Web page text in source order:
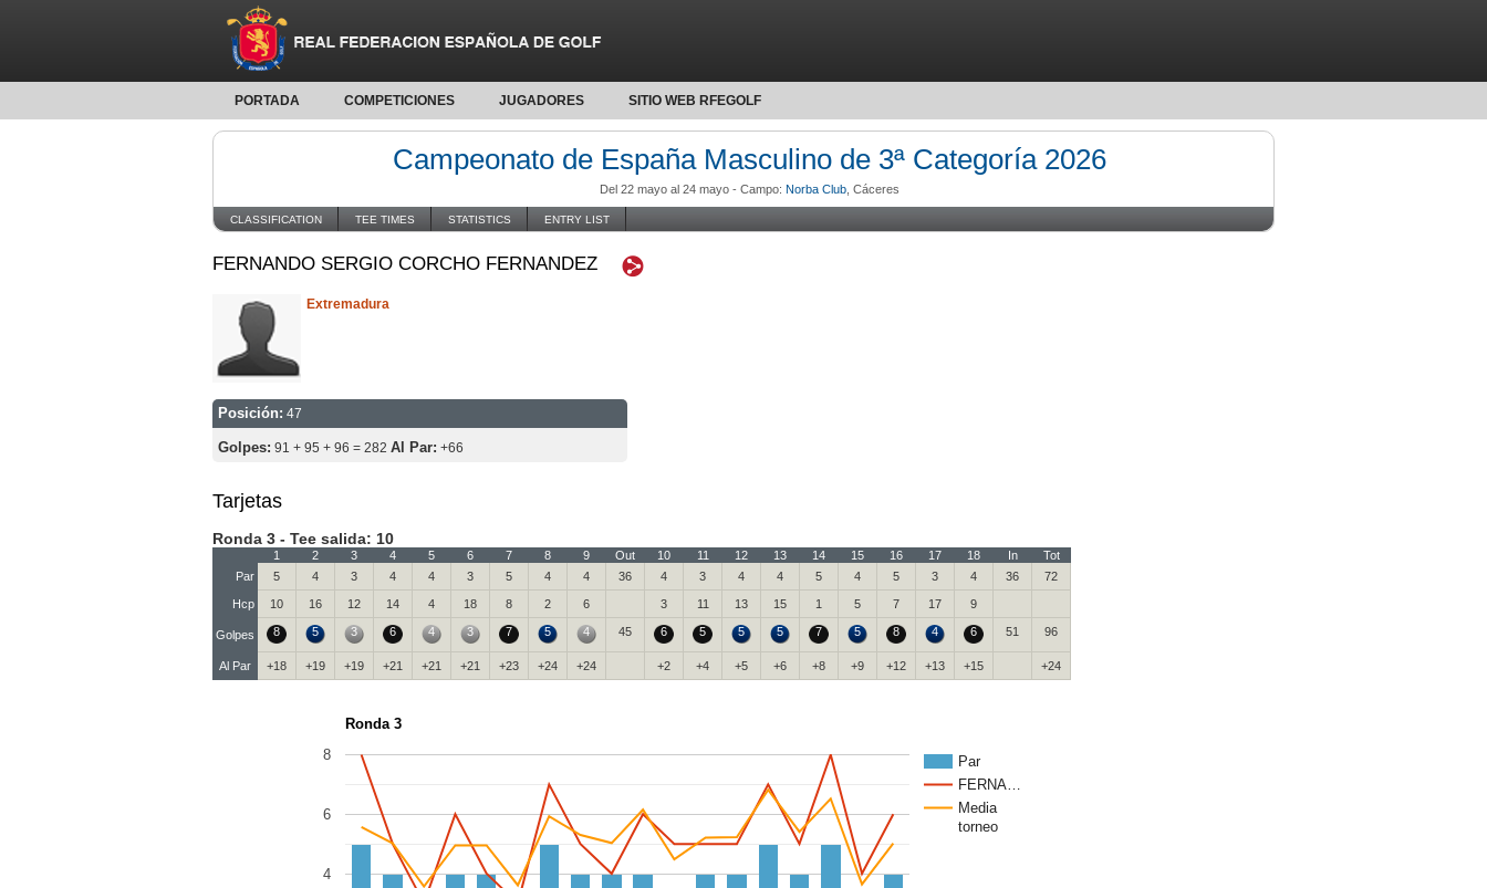
PORTADA COMPETICIONES JUGADORES SITIO WEB RFEGOLF
Campeonato de España Masculino de 3ª Categoría 2026
Del 22 mayo al 24 mayo - Campo: Norba Club, Cáceres
CLASSIFICATION TEE TIMES STATISTICS ENTRY LIST
FERNANDO SERGIO CORCHO FERNANDEZ
Extremadura
Posición: 47
Golpes: 91 + 95 + 96 = 282 Al Par: +66
Tarjetas
Ronda 3 - Tee salida: 10
1 2 3 4 5 6 7 8 9 Out 10 11 12 13 14 15 16 17 18 In
Tot
Par
5 4 3 4 4 3 5 4 4 36 4 3 4 4 5 4 5 3 4 36 72
Hcp 10 16 12 14 4 18 8 2 6 3 11 13 15 1 5 7 17 9
Golpes 8 5 3 6 4 3 7 5 4 45 6 5 5 5 7 5 8 4 6 51 96
Al Par +18 +19 +19 +21 +21 +21 +23 +24 +24 +2 +4 +5 +6 +8 +9 +12 +13 +15 +24
Ronda 3
Par
FERNA…
Media
torneo
4
6
8